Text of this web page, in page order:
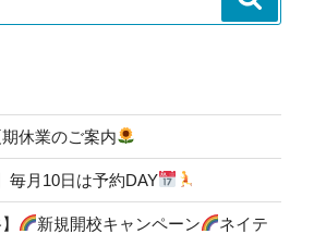
期休業のご案内
毎月10日は予約DAY
新規開校キャンペーン
ネイテ